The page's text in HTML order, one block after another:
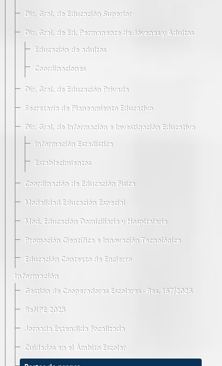
Dir. Gral. de Educación Superior
Dir. Gral. de Ed. Permanente de Jóvenes y Adultos
Educación de adultos
Coordinaciones
Dir. Gral. de Educación Privada
Secretaría de Planeamiento Educativo
Dir. Gral. de Información e Investigación Educativa
Información Estadística
Establecimientos
Coordinación de Educación Física
Modalidad Educación Especial
Mod. Educación Domiciliaria y Hospitalaria
Promoción Científica e Innovación Tecnológica
Educación Contexto de Encierro
Información
Gestión de Cooperadoras Escolares · Res. 167/2026
ReNPE 2025
Jornada Extendida Focalizada
Cuidados en el Ámbito Escolar